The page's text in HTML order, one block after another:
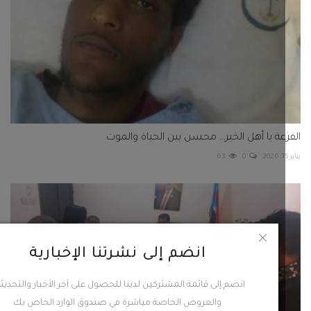
انضم إلى نشرتنا الإخبارية
انضم إلى قائمة المشتركين لدينا للحصول على آخر الأخبار والتحديثات
والعروض الخاصة مباشرة في صندوق الوارد الخاص بك
يا أهل الخير… محسن بين الحياة والموت
0
63